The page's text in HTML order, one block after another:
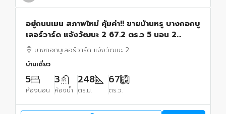
อยู่ถนนเมน สภาพใหม่ คุ้มค่า!! ขายบ้านหรู บางกอกบู
เลอร์วาร์ด แจ้งวัฒนะ 2 67.2 ตร.ว 5 นอน 2
รับแขก !
บางกอกบูเลอร์วาร์ด แจ้งวัฒนะ 2
บ้านเดี่ยว
5
ห้องนอน
3
ห้องน้ำ
248
ตร.ม.
67
ตร.ว.